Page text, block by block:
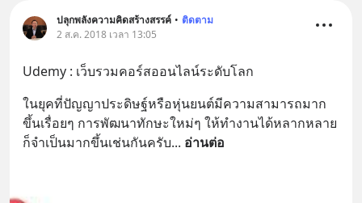
ปลุกพลังความคิดสร้างสรรค์ • ติดตาม
2 ส.ค. 2018 เวลา 13:05
Udemy : เว็บรวมคอร์สออนไลน์ระดับโลก
ในยุคที่ปัญญาประดิษฐ์หรือหุ่นยนต์มีความสามารถมาก
ขึ้นเรื่อยๆ การพัฒนาทักษะใหม่ๆ ให้ทำงานได้หลากหลาย
ก็จำเป็นมากขึ้นเช่นกันครับ... อ่านต่อ